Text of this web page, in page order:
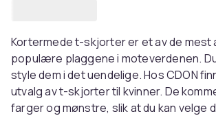
Kortermede t-skjorter er et av de mest
populære plaggene i moteverdenen.
style dem i det uendelige. Hos CDON
utvalg av t-skjorter til kvinner. De
farger og mønstre, slik at du kan velge